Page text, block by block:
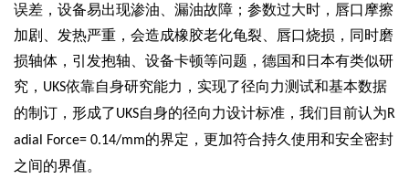
误差，设备易出现渗油、漏油故障；参数过大时，唇口摩擦
加剧、发热严重，会造成橡胶老化龟裂、唇口烧损，同时磨
损轴体，引发抱轴、设备卡顿等问题，德国和日本有类似研
究， UKS依靠自身研究能力，实现了径向力测试和基本数据
的制订，形成了UKS自身的径向力设计标准，我们目前认为R
adial Force= 0.14/mm的界定，更加符合持久使用和安全密封
之间的界值。